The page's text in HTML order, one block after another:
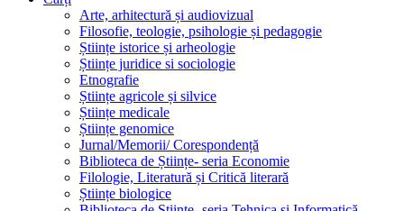
Arte, arhitectură și audiovizual
Filosofie, teologie, psihologie și pedagogie
Științe istorice și arheologie
Științe juridice si sociologie
Etnografie
Științe agricole și silvice
Științe medicale
Științe genomice
Jurnal/Memorii/ Corespondență
Biblioteca de Științe- seria Economie
Filologie, Literatură și Critică literară
Științe biologice